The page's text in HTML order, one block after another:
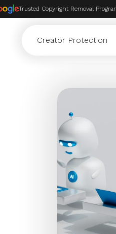
Trusted Copyright Removal
Creator Protection